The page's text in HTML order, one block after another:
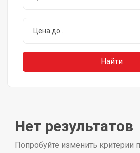
Нет результатов
Попробуйте изменить критерии